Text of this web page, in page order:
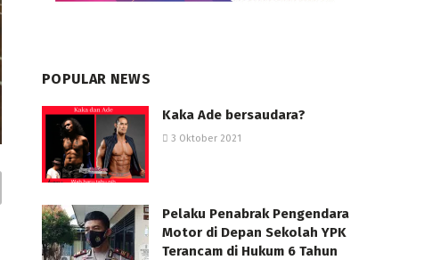
POPULAR NEWS
Kaka Ade bersaudara?
3 Oktober 2021
Pelaku Penabrak Pengendara
Motor di Depan Sekolah YPK
Terancam di Hukum 6 Tahun